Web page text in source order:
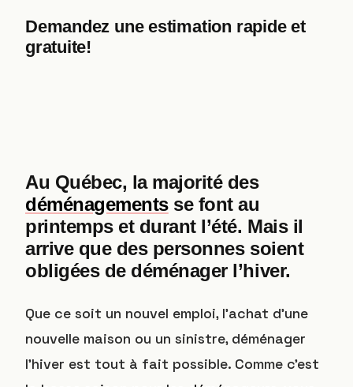
Demandez une estimation rapide et
gratuite!
Au Québec, la majorité des
déménagementsse font au
printemps et durant l’été. Mais il
arrive que des personnes soient
obligées de déménager l’hiver.
Que ce soit un nouvel emploi, l’achat d’une
nouvelle maison ou un sinistre, déménager
l’hiver est tout à fait possible. Comme c’est